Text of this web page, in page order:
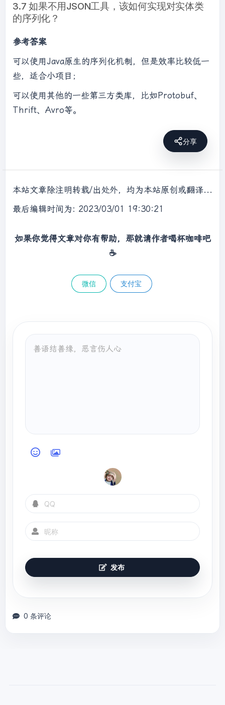
3.7 如果不用JSON工具，该如何实现对实体类
的序列化？
参考答案
可以使用Java原生的序列化机制，但是效率比较低一
些，适合小项目；
可以使用其他的一些第三方类库，比如Protobuf、
Thrift、Avro等。
分享
本站文章除注明转载/出处外，均为本站原创或翻译，转载前请务必署名，转载请标明出处。
最后编辑时间为: 2023/03/01 19:30:21
如果你觉得文章对你有帮助，那就请作者喝杯咖啡吧
☕
微信 支付宝
发布
0 条评论